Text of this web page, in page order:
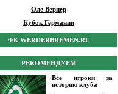
Оле Вернер
Кубок Германии
ФК WERDERBREMEN.RU
РЕКОМЕНДУЕМ
Все игроки за
историю клуба